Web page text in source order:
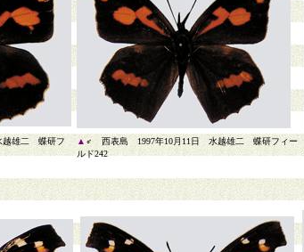
雄二 蝶研フ
▲ ♂ 西表島 1997年10月11日 水越雄二 蝶研フィー
ルド242